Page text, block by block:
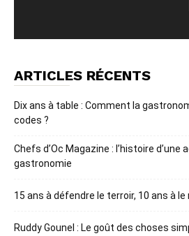
ARTICLES RÉCENTS
Dix ans à table : Comment la
codes ?
Chefs d’Oc Magazine : l’histoire d’une
gastronomie
15 ans à défendre le terroir, 10 ans à le
Ruddy Gounel : Le goût des choses